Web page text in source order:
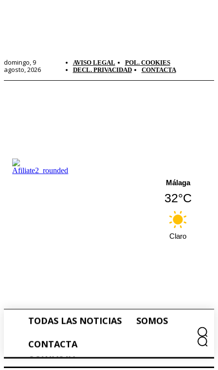
domingo, 9
agosto, 2026
AVISO LEGAL
POL. COOKIES
DECL. PRIVACIDAD
CONTACTA
Málaga
32°C
Claro
CONTACTA
TODAS LAS NOTICIAS
SOMOS
CONTACTA